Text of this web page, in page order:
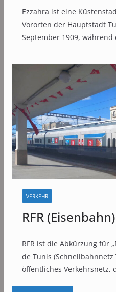
Ezzahra ist eine
Vororten der Hauptstadt
September 1909, während
VERKEHR
RFR (Eisenbahn)
RFR ist die Abkürzung für
de Tunis (Schnellbahnnetz
öffentliches Verkehrsnetz,